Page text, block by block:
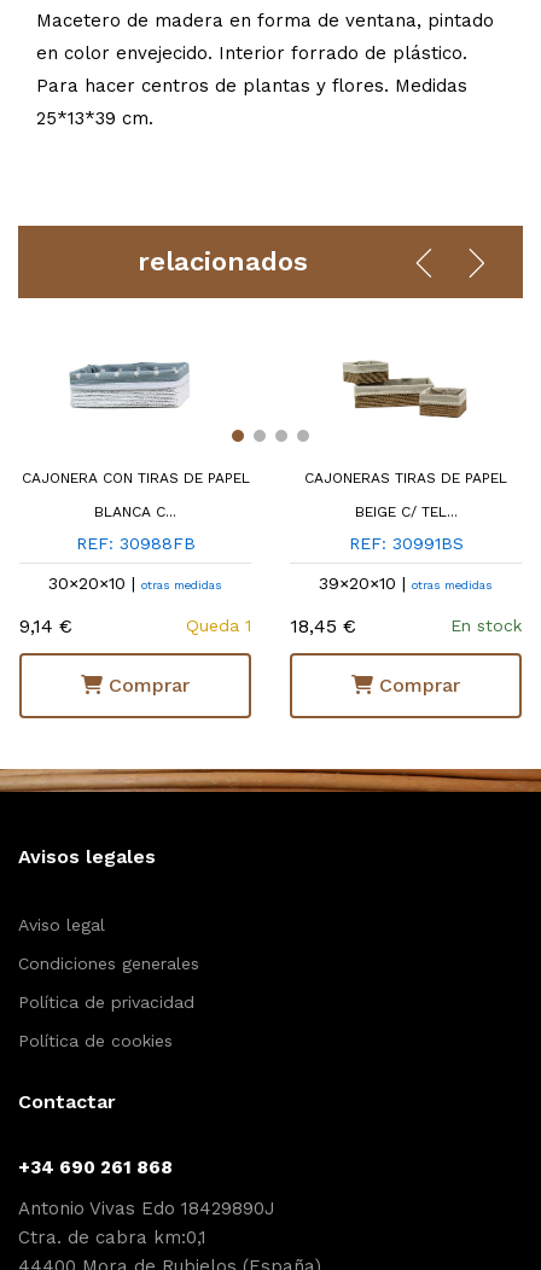
Macetero de madera en forma de ventana, pintado
en color envejecido. Interior forrado de plástico.
Para hacer centros de plantas y flores. Medidas
25*13*39 cm.
relacionados
CAJONERA CON TIRAS DE PAPEL
BLANCA C...
REF: 30988FB
30×20×10 | otras medidas
9,14 € Queda 1
Comprar
CAJONERAS TIRAS DE PAPEL
BEIGE C/ TEL...
REF: 30991BS
39×20×10 | otras medidas
18,45 € En stock
Comprar
Avisos legales
Aviso legal
Condiciones generales
Política de privacidad
Política de cookies
Contactar
+34 690 261 868
Antonio Vivas Edo 18429890J
Ctra. de cabra km:0,1